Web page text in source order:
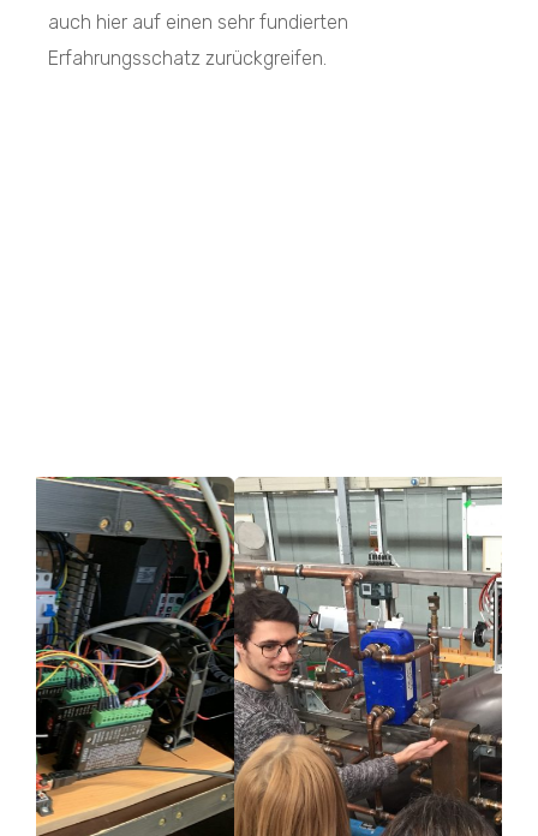
auch hier auf einen sehr fundierten
Erfahrungsschatz zurückgreifen.